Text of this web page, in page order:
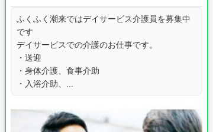
ふくふく潮来ではデイサービス介護員を募集中
です
デイサービスでの介護のお仕事です。
・送迎
・身体介護、食事介助
・入浴介助、...